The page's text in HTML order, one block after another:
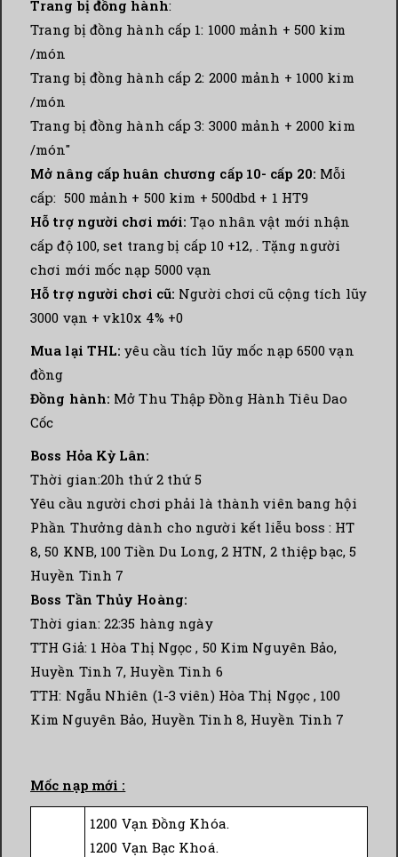
Trang bị đồng hành:
Trang bị đồng hành cấp 1: 1000 mảnh + 500 kim
/món
Trang bị đồng hành cấp 2: 2000 mảnh + 1000 kim
/món
Trang bị đồng hành cấp 3: 3000 mảnh + 2000 kim
/món"
Mở nâng cấp huân chương cấp 10- cấp 20: Mỗi
cấp: 500 mảnh + 500 kim + 500dbd + 1 HT9
Hỗ trợ người chơi mới:Tạo nhân vật mới nhận
cấp độ 100, set trang bị cấp 10 +12, . Tặng người
chơi mới mốc nạp 5000 vạn
Hỗ trợ người chơi cũ: Người chơi cũ cộng tích lũy
3000 vạn + vk10x 4% +0
Mua lại THL: yêu cầu tích lũy mốc nạp 6500 vạn
đồng
Đồng hành: Mở Thu Thập Đồng Hành Tiêu Dao
Cốc
Boss Hỏa Kỳ Lân:
Thời gian:20h thứ 2 thứ 5
Yêu cầu người chơi phải là thành viên bang hội
Phần Thưởng dành cho người kết liễu boss : HT
8, 50 KNB, 100 Tiền Du Long, 2 HTN, 2 thiệp bạc, 5
Huyền Tinh 7
Boss Tần Thủy Hoàng:
Thời gian: 22:35 hàng ngày
TTH Giả: 1 Hòa Thị Ngọc , 50 Kim Nguyên Bảo,
Huyền Tinh 7, Huyền Tinh 6
TTH: Ngẫu Nhiên (1-3 viên) Hòa Thị Ngọc , 100
Kim Nguyên Bảo, Huyền Tinh 8, Huyền Tinh 7
Mốc nạp mới :
1200 Vạn Đồng Khóa.
1200 Vạn Bạc Khoá.